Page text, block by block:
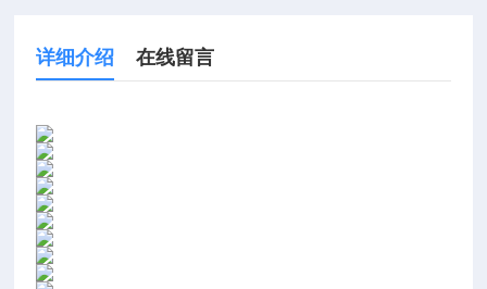
详细介绍 在线留言